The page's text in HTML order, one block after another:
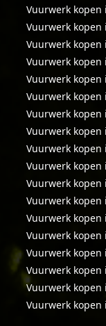
Vuurwerk kopen
Vuurwerk kopen
Vuurwerk
Vuurwerk
Vuurwerk kopen
Vuurwerk kopen
Vuurwerk kopen
Vuurwerk
Vuurwerk kopen
Vuurwerk kopen
Vuurwerk kopen
Vuurwerk kopen
Vuurwerk kopen
Vuurwerk kopen
Vuurwerk kopen
Vuurwerk kopen
Vuurwerk kopen
Vuurwerk kopen